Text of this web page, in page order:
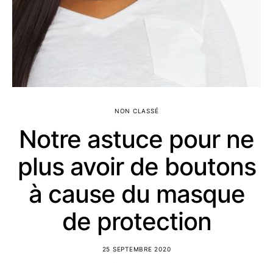
NON CLASSÉ
Notre astuce pour ne
plus avoir de boutons
à cause du masque
de protection
25 SEPTEMBRE 2020